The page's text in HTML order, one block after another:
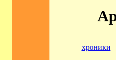
хроники